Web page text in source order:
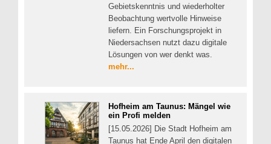
Gebietskenntnis und wiederholter
Beobachtung wertvolle Hinweise
liefern. Ein Forschungsprojekt in
Niedersachsen nutzt dazu digitale
Lösungen von wer denkt was.
mehr...
Hofheim am Taunus: Mängel wie
ein Profi melden
[15.05.2026] Die Stadt Hofheim am
Taunus hat Ende April den digitalen